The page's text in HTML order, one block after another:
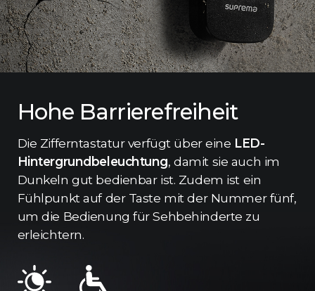
Hohe Barrierefreiheit
Die Zifferntastatur verfügt über eine LED-
Hintergrundbeleuchtung, damit sie auch im
Dunkeln gut bedienbar ist. Zudem ist ein
Fühlpunkt auf der Taste mit der Nummer fünf,
um die Bedienung für Sehbehinderte zu
erleichtern.